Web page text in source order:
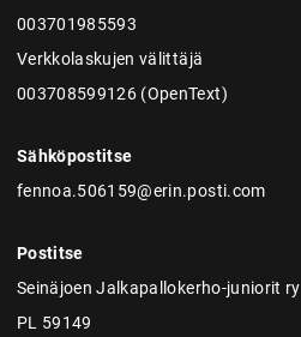
003701985593
Verkkolaskujen välittäjä
003708599126 (OpenText)
Sähköpostitse
fennoa.506159@erin.posti.com
Postitse
Seinäjoen Jalkapallokerho-juniorit ry
PL 59149